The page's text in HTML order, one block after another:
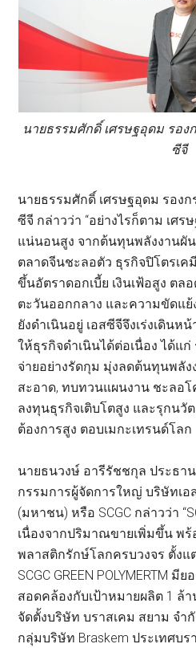
นายธรรมศักดิ์ เศรษฐอุดม รอง
ซีจี
นายธรรมศักดิ์ เศรษฐอุดม รอง
ซีจี กล่าวว่า “อย่างไรก็ตาม เศ
แน่นอนสูง จากต้นทุนพลังงานผั
ตลาดจีนชะลอตัว ธุรกิจปิโตรเ
ขึ้นอัตราดอกเบี้ย เงินเฟ้อสูง ตล
ตะวันออกกลาง และความขัดแย้
ยังดำเนินอยู่ เอสซีจีจึงเร่งเดิน
ให้ธุรกิจดำเนินได้ต่อเนื่อง ได้แ
จ่ายอย่างรัดกุม มุ่งลดต้นทุนพลั
สะอาด, ทบทวนแผนงาน ชะลอโ
ลงทุนธุรกิจเติบโตสูง และรุกนวั
ต้องการสูง ตอบเมกะเทรนด์โลก
นายธนวงษ์ อารีรัชชกุล ประธา
กรรมการผู้จัดการใหญ่ บริษัทเอ
(มหาชน) หรือ SCGC กล่าวว่า
เนื่องจากปริมาณขายเพิ่มขึ้น พร้
พลาสติกรักษ์โลกครบวงจร ตั้ง
SCGC GREEN POLYMERTM มี
สอดคล้องกับเป้าหมายผลิต 1 ล้
จัดตั้งบริษัท บราสเคม สยาม จำ
กลุ่มบริษัท Braskem ประเทศบ